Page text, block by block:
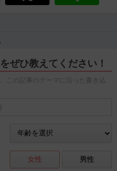
ぜひ教えてください！
この記事のテーマに沿った書き込
女性 男性